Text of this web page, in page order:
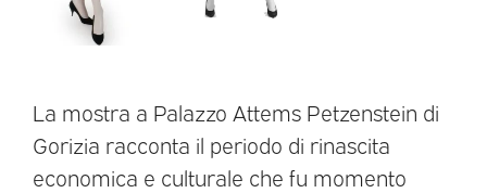
La mostra a Palazzo Attems Petzenstein di
Gorizia racconta il periodo di rinascita
economica e culturale che fu momento